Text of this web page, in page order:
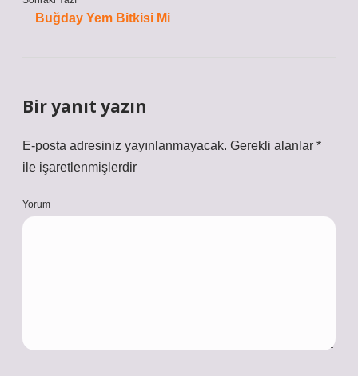
Buğday Yem Bitkisi Mi
Bir yanıt yazın
E-posta adresiniz yayınlanmayacak. Gerekli alanlar *
ile işaretlenmişlerdir
Yorum